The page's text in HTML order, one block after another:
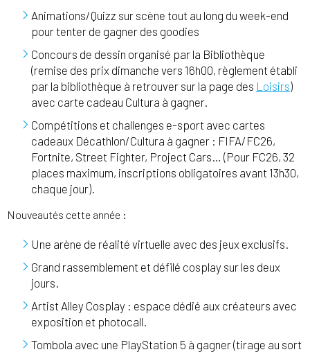
Animations/Quizz sur scène tout au long du week-end
pour tenter de gagner des goodies
Concours de dessin organisé par la Bibliothèque
(remise des prix dimanche vers 16h00, règlement établi
par la bibliothèque à retrouver sur la page des Loisirs)
avec carte cadeau Cultura à gagner.
Compétitions et challenges e-sport avec cartes
cadeaux Décathlon/Cultura à gagner : FIFA/FC26,
Fortnite, Street Fighter, Project Cars… (Pour FC26, 32
places maximum, inscriptions obligatoires avant 13h30,
chaque jour).
Nouveautés cette année :
Une arène de réalité virtuelle avec des jeux exclusifs.
Grand rassemblement et défilé cosplay sur les deux
jours.
Artist Alley Cosplay : espace dédié aux créateurs avec
exposition et photocall.
Tombola avec une PlayStation 5 à gagner (tirage au sort